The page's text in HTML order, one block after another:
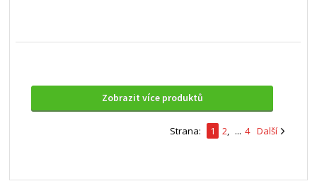
Zobrazit více produktů
Strana: 1 2, ... 4 Další